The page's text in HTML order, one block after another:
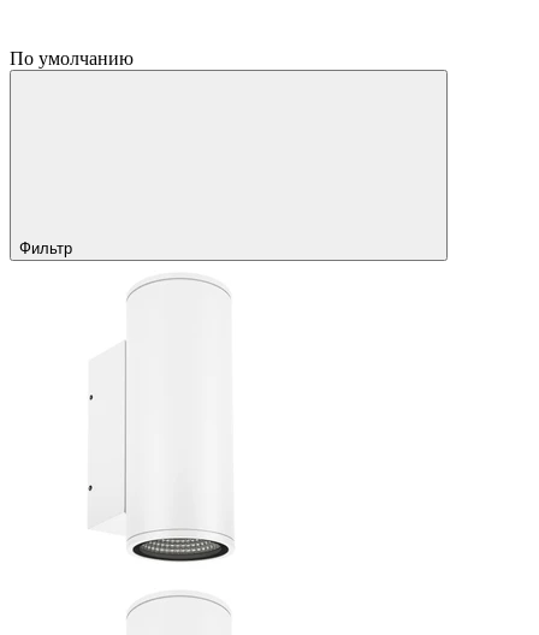
По умолчанию
Фильтр